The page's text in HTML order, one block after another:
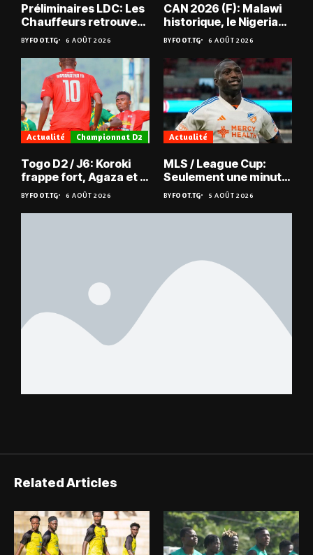
Préliminaires LDC: Les
Chauffeurs retrouvent
les Mimos
BYFOOT.TG 6 AOÛT 2026
CAN 2026 (F): Malawi
historique, le Nigeria
sauvé, la Zambie
éliminée
BYFOOT.TG 6 AOÛT 2026
Actualité Championnat D2
Togo D2 / J6: Koroki
frappe fort, Agaza et la
JCA assurent,
suspense avant Sara
FC – Doumbé FC
BYFOOT.TG 6 AOÛT 2026
Actualité
MLS / League Cup:
Seulement une minute
de jeu pour Kévin
Denkey
BYFOOT.TG 5 AOÛT 2026
Related Articles